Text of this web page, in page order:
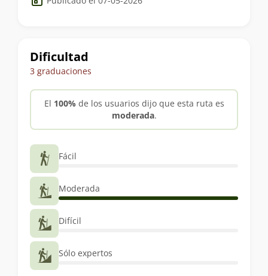
del
Dificultad
3 graduaciones
El 100% de los usuarios dijo que esta ruta es
moderada.
Fácil
Moderada
Difícil
Sólo expertos